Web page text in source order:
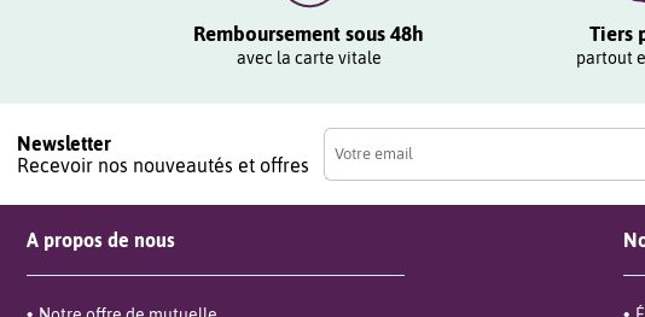
Remboursement sous 48h
avec la carte vitale
Tiers
partout
Newsletter
Recevoir nos nouveautés et offres
A propos de nous